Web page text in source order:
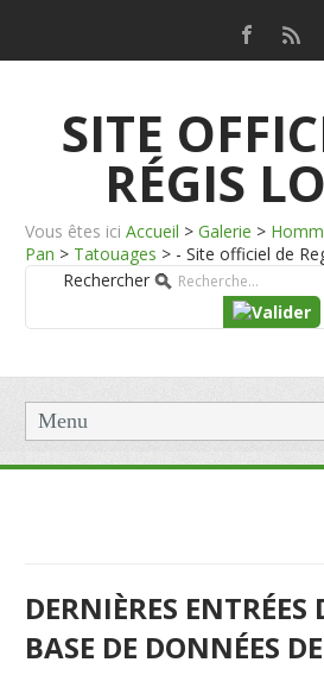
SITE
RÉGIS
Vous êtes ici Accueil > Galerie >
Pan > Tatouages > - Site officiel de
Rechercher
Menu
DERNIÈRES
BASE DE DONNÉES